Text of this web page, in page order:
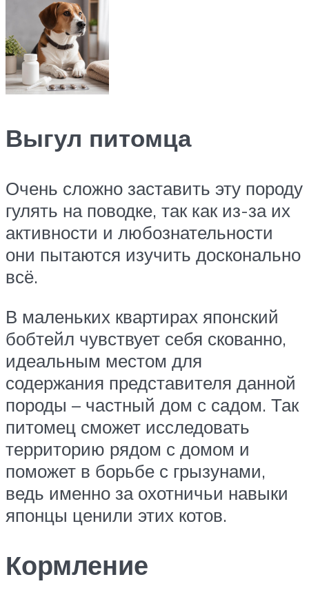
Выгул питомца
Очень сложно заставить эту породу
гулять на поводке, так как из-за их
активности и любознательности
они пытаются изучить досконально
всё.
В маленьких квартирах японский
бобтейл чувствует себя скованно,
идеальным местом для
содержания представителя данной
породы – частный дом с садом. Так
питомец сможет исследовать
территорию рядом с домом и
поможет в борьбе с грызунами,
ведь именно за охотничьи навыки
японцы ценили этих котов.
Кормление